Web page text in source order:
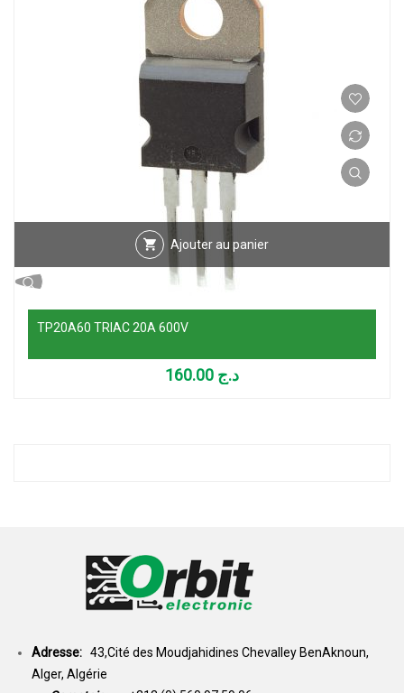
Ajouter au panier
TP20A60 TRIAC 20A 600V
د.ج
Adresse: 43,Cité des Moudjahidines Chevalley BenAknoun,
Alger, Algérie